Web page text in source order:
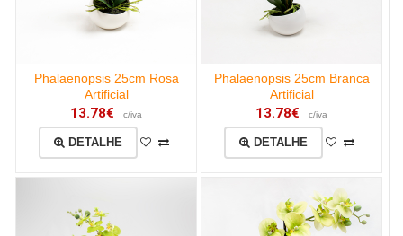
Phalaenopsis 25cm Rosa
Artificial
13.78€ c/iva
DETALHE
Phalaenopsis 25cm Branca
Artificial
13.78€ c/iva
DETALHE